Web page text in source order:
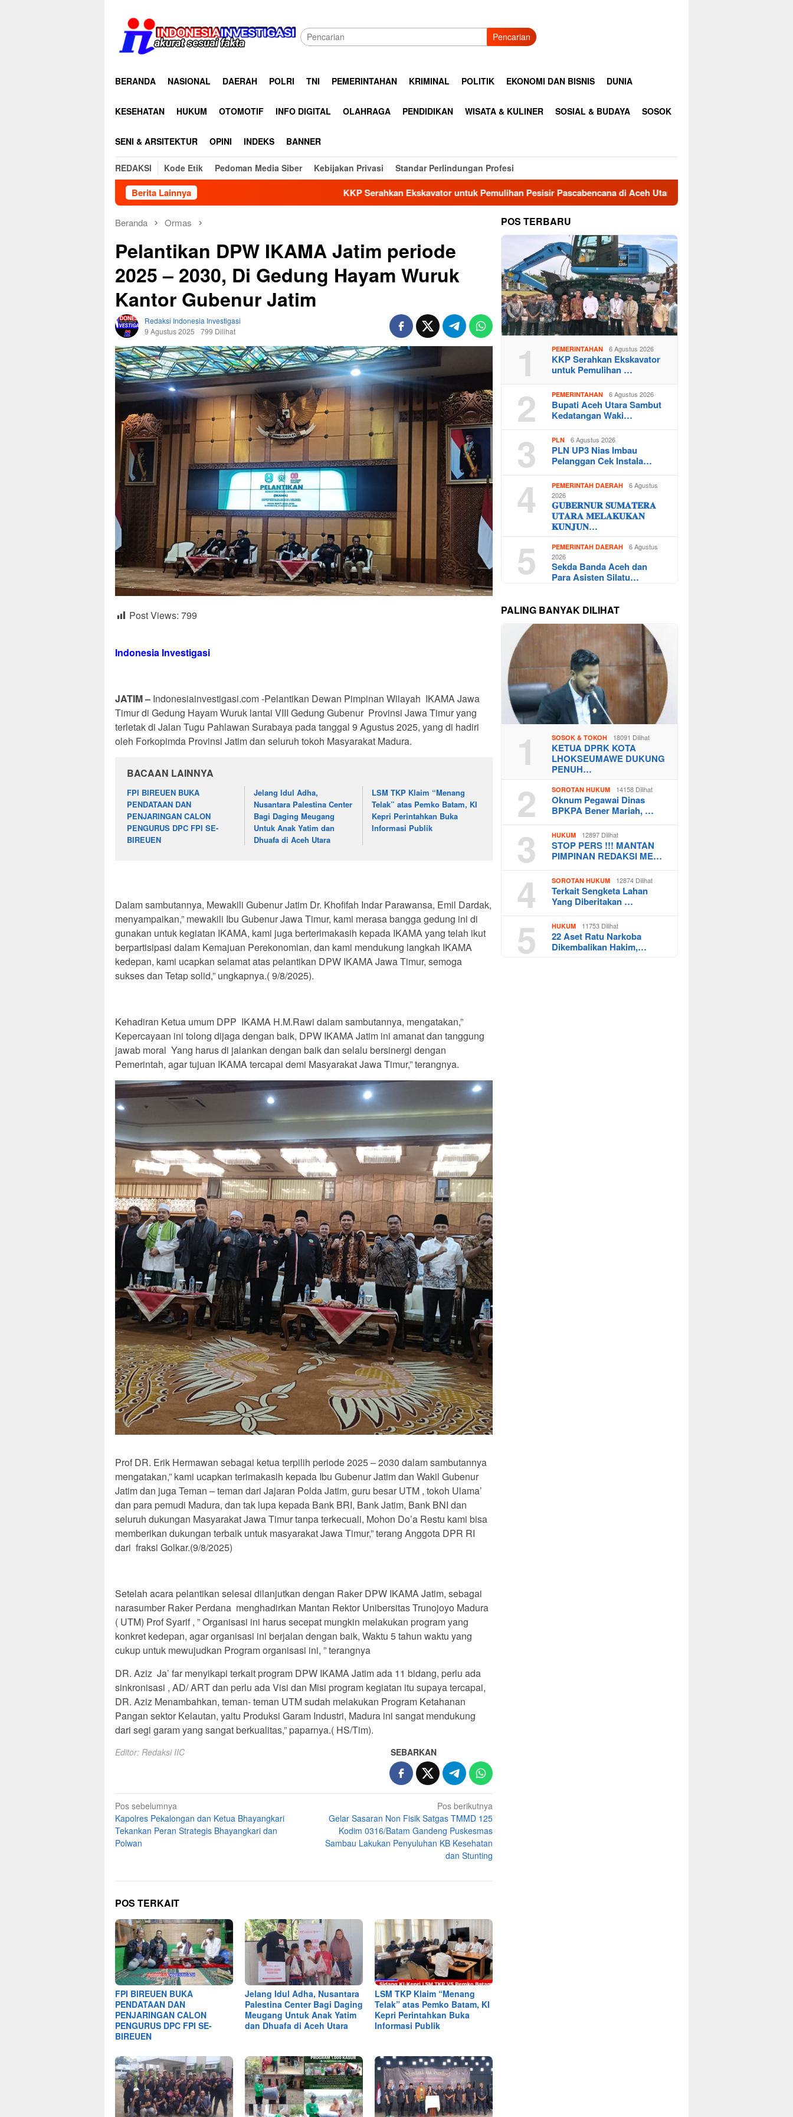
konten
Pencarian
BERANDA NASIONAL DAERAH POLRI TNI PEMERINTAHAN KRIMINAL POLITIK EKONOMI DAN BISNIS DUNIA
KESEHATAN HUKUM OTOMOTIF INFO DIGITAL OLAHRAGA PENDIDIKAN WISATA & KULINER SOSIAL & BUDAYA SOSOK
SENI & ARSITEKTUR OPINI INDEKS BANNER
REDAKSI Kode Etik Pedoman Media Siber Kebijakan Privasi Standar Perlindungan Profesi
Berita Lainnya KKP Serahkan Ekskavator untuk Pemulihan Pesisir Pascabencana di Aceh Utara Bupati Aceh Utara Sambut Kedatangan
Beranda Ormas
Pelantikan DPW IKAMA Jatim periode
2025 – 2030, Di Gedung Hayam Wuruk
Kantor Gubenur Jatim
Redaksi Indonesia Investigasi
9 Agustus 2025
799 Dilihat
Post Views: 799
Indonesia Investigasi
JATIM – Indonesiainvestigasi.com -Pelantikan Dewan Pimpinan Wilayah IKAMA Jawa
Timur di Gedung Hayam Wuruk lantai VIII Gedung Gubenur Provinsi Jawa Timur yang
terletak di Jalan Tugu Pahlawan Surabaya pada tanggal 9 Agustus 2025, yang di hadiri
oleh Forkopimda Provinsi Jatim dan seluruh tokoh Masyarakat Madura.
BACAAN LAINNYA
FPI BIREUEN BUKA
PENDATAAN DAN
PENJARINGAN CALON
PENGURUS DPC FPI SE-
BIREUEN
Jelang Idul Adha,
Nusantara Palestina Center
Bagi Daging Meugang
Untuk Anak Yatim dan
Dhuafa di Aceh Utara
LSM TKP Klaim “Menang
Telak” atas Pemko Batam, KI
Kepri Perintahkan Buka
Informasi Publik
Dalam sambutannya, Mewakili Gubenur Jatim Dr. Khofifah Indar Parawansa, Emil Dardak,
menyampaikan,” mewakili Ibu Gubenur Jawa Timur, kami merasa bangga gedung ini di
gunakan untuk kegiatan IKAMA, kami juga berterimakasih kepada IKAMA yang telah ikut
berpartisipasi dalam Kemajuan Perekonomian, dan kami mendukung langkah IKAMA
kedepan, kami ucapkan selamat atas pelantikan DPW IKAMA Jawa Timur, semoga
sukses dan Tetap solid,” ungkapnya.( 9/8/2025).
Kehadiran Ketua umum DPP IKAMA H.M.Rawi dalam sambutannya, mengatakan,”
Kepercayaan ini tolong dijaga dengan baik, DPW IKAMA Jatim ini amanat dan tanggung
jawab moral Yang harus di jalankan dengan baik dan selalu bersinergi dengan
Pemerintah, agar tujuan IKAMA tercapai demi Masyarakat Jawa Timur,” terangnya.
Prof DR. Erik Hermawan sebagai ketua terpilih periode 2025 – 2030 dalam sambutannya
mengatakan,” kami ucapkan terimakasih kepada Ibu Gubenur Jatim dan Wakil Gubenur
Jatim dan juga Teman – teman dari Jajaran Polda Jatim, guru besar UTM , tokoh Ulama’
dan para pemudi Madura, dan tak lupa kepada Bank BRI, Bank Jatim, Bank BNI dan
seluruh dukungan Masyarakat Jawa Timur tanpa terkecuali, Mohon Do’a Restu kami bisa
memberikan dukungan terbaik untuk masyarakat Jawa Timur,” terang Anggota DPR RI
dari fraksi Golkar.(9/8/2025)
Setelah acara pelantikan selesai dilanjutkan dengan Raker DPW IKAMA Jatim, sebagai
narasumber Raker Perdana menghadirkan Mantan Rektor Unibersitas Trunojoyo Madura
( UTM) Prof Syarif , ” Organisasi ini harus secepat mungkin melakukan program yang
konkret kedepan, agar organisasi ini berjalan dengan baik, Waktu 5 tahun waktu yang
cukup untuk mewujudkan Program organisasi ini, ” terangnya
DR. Aziz Ja’ far menyikapi terkait program DPW IKAMA Jatim ada 11 bidang, perlu ada
sinkronisasi , AD/ ART dan perlu ada Visi dan Misi program kegiatan itu supaya tercapai,
DR. Aziz Menambahkan, teman- teman UTM sudah melakukan Program Ketahanan
Pangan sektor Kelautan, yaitu Produksi Garam Industri, Madura ini sangat mendukung
dari segi garam yang sangat berkualitas,” paparnya.( HS/Tim).
Editor: Redaksi IIC SEBARKAN
Navigasi
pos
Pos sebelumnya
Kapolres Pekalongan dan Ketua Bhayangkari
Tekankan Peran Strategis Bhayangkari dan
Polwan
Pos berikutnya
Gelar Sasaran Non Fisik Satgas TMMD 125
Kodim 0316/Batam Gandeng Puskesmas
Sambau Lakukan Penyuluhan KB Kesehatan
dan Stunting
POS TERKAIT
FPI BIREUEN BUKA
PENDATAAN DAN
PENJARINGAN CALON
PENGURUS DPC FPI SE-
BIREUEN
Jelang Idul Adha, Nusantara
Palestina Center Bagi Daging
Meugang Untuk Anak Yatim
dan Dhuafa di Aceh Utara
LSM TKP Klaim “Menang
Telak” atas Pemko Batam, KI
Kepri Perintahkan Buka
Informasi Publik
POS TERBARU
1 PEMERINTAHAN 6 Agustus 2026
KKP Serahkan Ekskavator
untuk Pemulihan …
2 PEMERINTAHAN 6 Agustus 2026
Bupati Aceh Utara Sambut
Kedatangan Waki…
3 PLN 6 Agustus 2026
PLN UP3 Nias Imbau
Pelanggan Cek Instala…
4 PEMERINTAH DAERAH
6 Agustus
2026
𝐆𝐔𝐁𝐄𝐑𝐍𝐔𝐑 𝐒𝐔𝐌𝐀𝐓𝐄𝐑𝐀
𝐔𝐓𝐀𝐑𝐀 𝐌𝐄𝐋𝐀𝐊𝐔𝐊𝐀𝐍
𝐊𝐔𝐍𝐉𝐔𝐍…
5 PEMERINTAH DAERAH
6 Agustus
2026
Sekda Banda Aceh dan
Para Asisten Silatu…
PALING BANYAK DILIHAT
1 SOSOK & TOKOH 18091 Dilihat
KETUA DPRK KOTA
LHOKSEUMAWE DUKUNG
PENUH…
2 SOROTAN HUKUM 14158 Dilihat
Oknum Pegawai Dinas
BPKPA Bener Mariah, …
3 HUKUM 12897 Dilihat
STOP PERS !!! MANTAN
PIMPINAN REDAKSI ME…
4 SOROTAN HUKUM 12874 Dilihat
Terkait Sengketa Lahan
Yang Diberitakan …
5 HUKUM 11753 Dilihat
22 Aset Ratu Narkoba
Dikembalikan Hakim,…